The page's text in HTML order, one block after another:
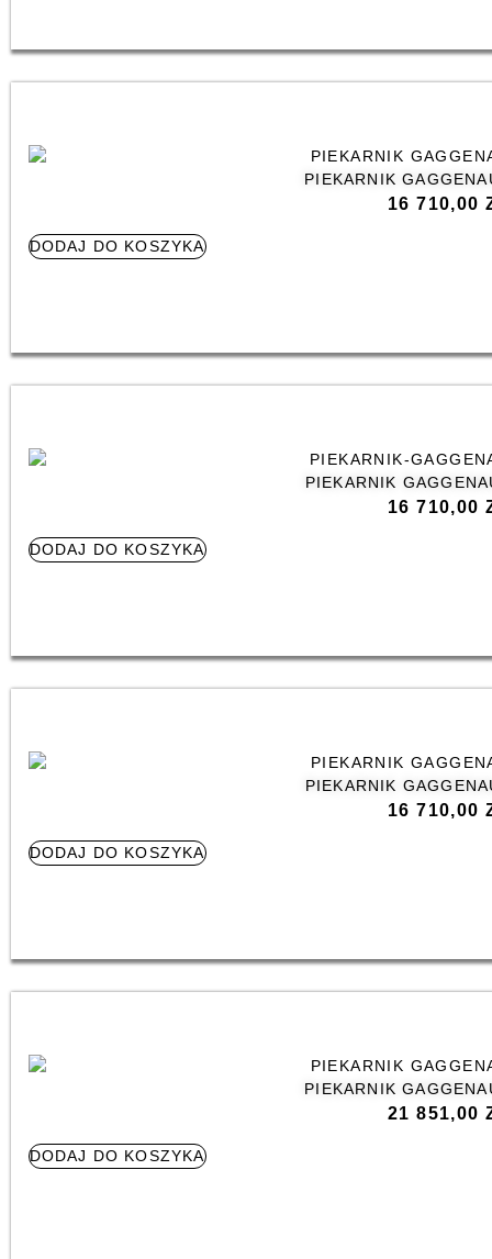
PIEKARNIK
16 710,00
DODAJ DO KOSZYKA
PIEKARNIK
16 710,00
DODAJ DO KOSZYKA
PIEKARNIK
16 710,00
DODAJ DO KOSZYKA
PIEKARNIK
21 851,00
DODAJ DO KOSZYKA